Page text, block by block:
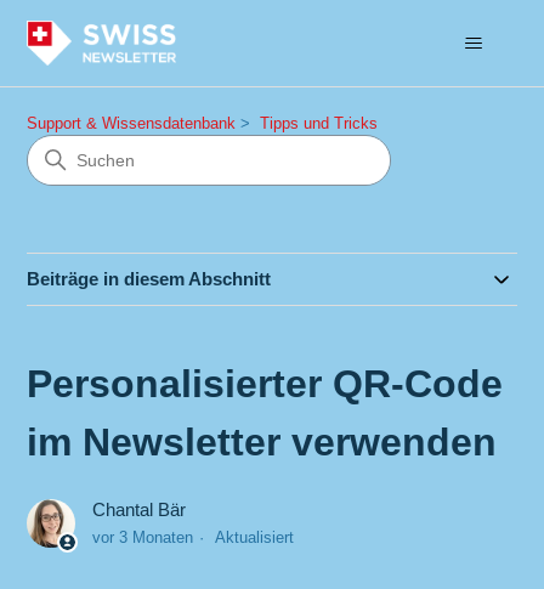
Support & Wissensdatenbank Tipps und Tricks
Beiträge in diesem Abschnitt
Personalisierter QR-Code
im Newsletter verwenden
Chantal Bär
vor 3 Monaten Aktualisiert